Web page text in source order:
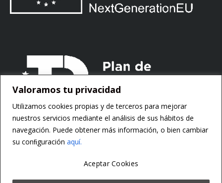
Valoramos tu privacidad
Utilizamos cookies propias y de terceros para mejorar
nuestros servicios mediante el análisis de sus hábitos de
navegación. Puede obtener más información, o bien cambiar
su conﬁguración aquí.
Aceptar Cookies